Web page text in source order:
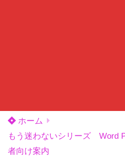
ホーム
もう迷わないシリーズ
者向け案内